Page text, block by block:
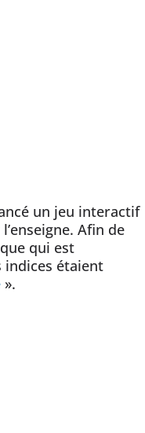
un jeu interactif
Afin de
qui est
indices étaient
».